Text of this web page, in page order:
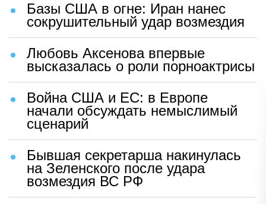
Базы США в огне: Иран нанес
сокрушительный удар возмездия
Любовь Аксенова впервые
высказалась о роли порноактрисы
Война США и ЕС: в Европе
начали обсуждать немыслимый
сценарий
Бывшая секретарша накинулась
на Зеленского после удара
возмездия ВС РФ